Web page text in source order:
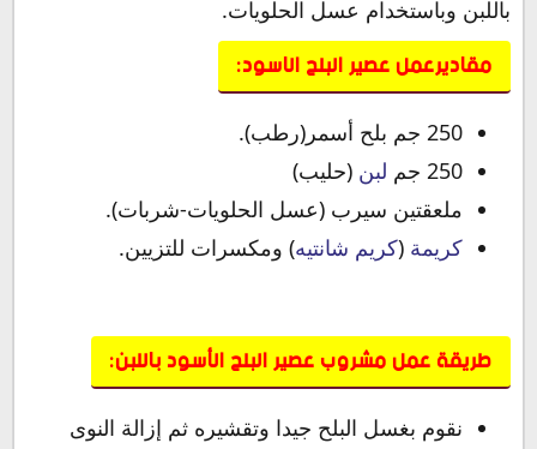
باللبن وباستخدام عسل الحلويات.
مقاديرعمل عصير البلح الاسود:
250 جم بلح أسمر(رطب).
250 جم
لبن (حليب)
ملعقتين سيرب (عسل الحلويات-شربات).
كريمة (كريم شانتيه) ومكسرات للتزيين.
طريقة عمل مشروب عصير البلح الأسود باللبن:
نقوم بغسل البلح جيدا وتقشيره ثم إزالة النوى